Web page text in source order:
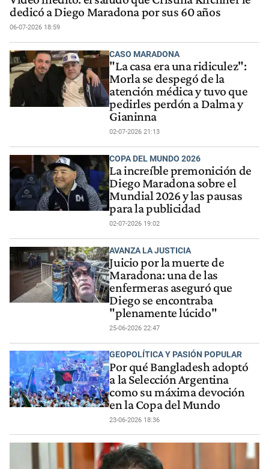
dedicó a Diego Maradona por sus 60 años
06-07-2026 18:59
CASO MARADONA
"La casa era una ridiculez":
Morla se despegó de la
atención médica y tuvo que
pedirles perdón a Dalma y
Gianinna
02-07-2026 21:13
COPA DEL MUNDO 2026
La increíble premonición de
Diego Maradona sobre el
Mundial 2026 y las pausas
para la publicidad
02-07-2026 19:02
AVANZA LA JUSTICIA
Juicio por la muerte de
Maradona: una de las
enfermeras aseguró que
Diego se encontraba
"plenamente lúcido"
25-06-2026 22:47
GEOPOLÍTICA Y PASIÓN POPULAR
Por qué Bangladesh adoptó
a la Selección Argentina
como su máxima devoción
en la Copa del Mundo
23-06-2026 18:36